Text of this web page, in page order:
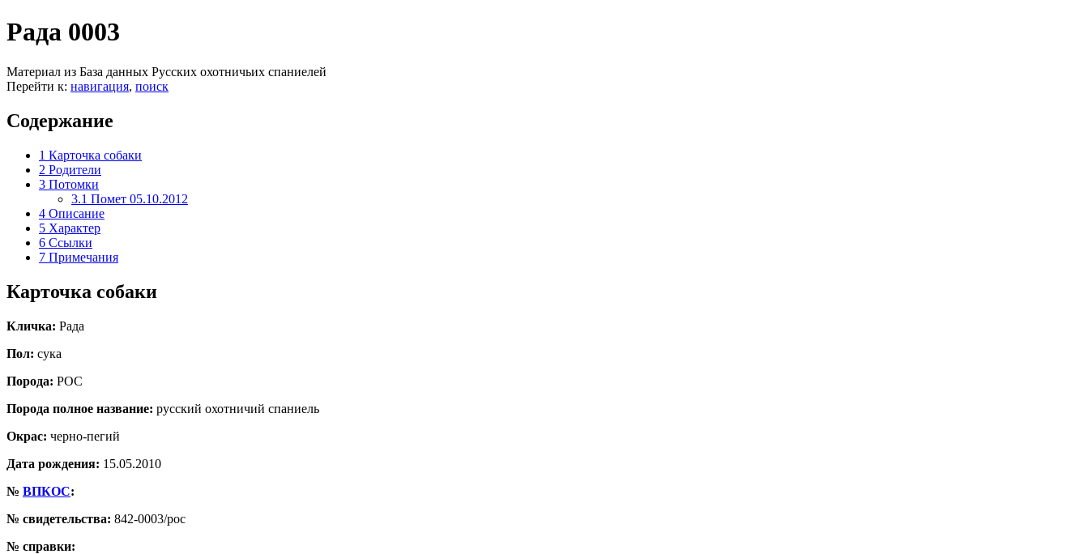
Рада 0003
Материал из База данных Русских охотничьих спаниелей
Перейти к: навигация, поиск
Содержание
1 Карточка собаки
2 Родители
3 Потомки
3.1 Помет 05.10.2012
4 Описание
5 Характер
6 Ссылки
7 Примечания
Карточка собаки
Кличка: Рада
Пол: сука
Порода: РОС
Порода полное название: русский охотничий спаниель
Окрас: черно-пегий
Дата рождения: 15.05.2010
№ ВПКОС:
№ свидетельства: 842-0003/рос
№ справки: